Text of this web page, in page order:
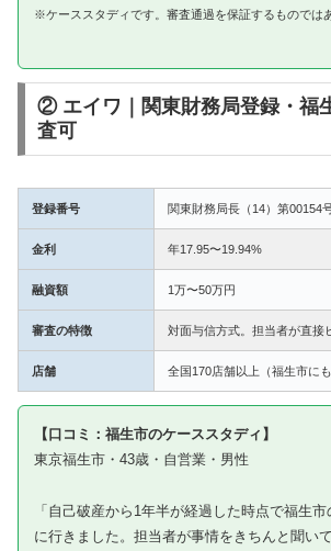
※ケーススタディです。審査通過を保証するものでは
② エイワ｜関東財務局登録・福
査可
登録番号 関東財務局長（14）第00154
金利 年17.95〜19.94%
融資額 1万〜50万円
審査の特徴 対面与信方式。担当者が直接
店舗 全国170店舗以上（福生市にも
【口コミ：福生市のケーススタディ】
東京福生市・43歳・自営業・男性
「自己破産から1年半が経過した時点で福生
に行きました。担当者が事情をきちんと聞い